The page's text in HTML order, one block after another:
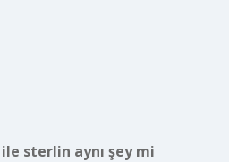
sterlin aynı şey mi